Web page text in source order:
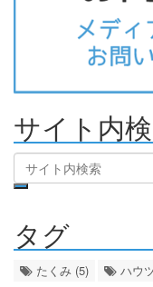
サイト内
タグ
たくみ (5) ハウ